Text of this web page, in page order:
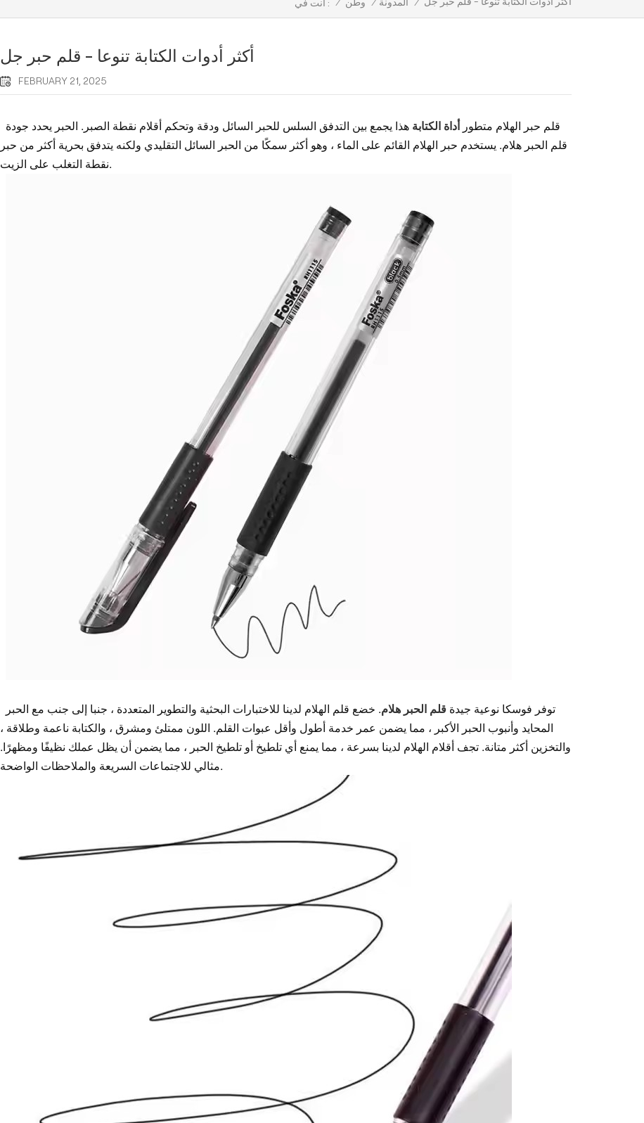
أنت في :
أكثر أدوات الكتابة تنوعا - قلم حبر جل
FEBRUARY 21, 2025
قلم حبر الهلام متطورأداة الكتابةهذا يجمع بين التدفق السلس للحبر السائل ودقة وتحكم أقلام نقطة الصبر. الحبر يحدد جودة
قلم الحبر هلام. يستخدم حبر الهلام القائم على الماء ، وهو أكثر سمكًا من الحبر السائل التقليدي ولكنه يتدفق بحرية أكثر من حبر
نقطة التغلب على الزيت.
توفر فوسكا نوعية جيدةقلم الحبر هلام. خضع قلم الهلام لدينا للاختبارات البحثية والتطوير المتعددة ، جنبا إلى جنب مع الحبر
المحايد وأنبوب الحبر الأكبر ، مما يضمن عمر خدمة أطول وأقل عبوات القلم. اللون ممتلئ ومشرق ، والكتابة ناعمة وطلاقة ،
والتخزين أكثر متانة. تجف أقلام الهلام لدينا بسرعة ، مما يمنع أي تلطيخ أو تلطيخ الحبر ، مما يضمن أن يظل عملك نظيفًا ومظهرًا.
مثالي للاجتماعات السريعة والملاحظات الواضحة.